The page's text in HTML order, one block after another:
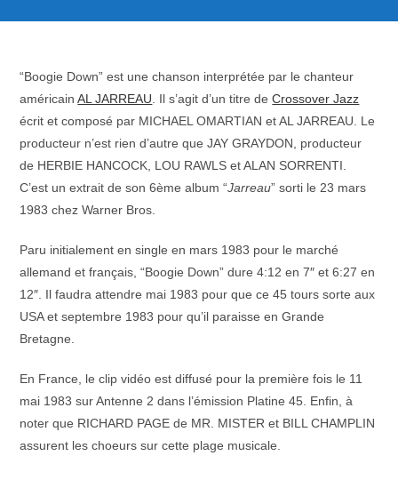
“Boogie Down” est une chanson interprétée par le chanteur
américainAL JARREAU . Il s’agit d’un titre deCrossover Jazz
écrit et composé par MICHAEL OMARTIAN et AL JARREAU. Le
producteur n’est rien d’autre que JAY GRAYDON, producteur
de HERBIE HANCOCK, LOU RAWLS et ALAN SORRENTI.
C’est un extrait de son 6ème album “Jarreau” sorti le 23 mars
1983 chez Warner Bros.
Paru initialement en single en mars 1983 pour le marché
allemand et français, “Boogie Down” dure 4:12 en 7″ et 6:27 en
12″. Il faudra attendre mai 1983 pour que ce 45 tours sorte aux
USA et septembre 1983 pour qu’il paraisse en Grande
Bretagne.
En France, le clip vidéo est diffusé pour la première fois le 11
mai 1983 sur Antenne 2 dans l’émission Platine 45. Enfin, à
noter que RICHARD PAGE de MR. MISTER et BILL CHAMPLIN
assurent les choeurs sur cette plage musicale.